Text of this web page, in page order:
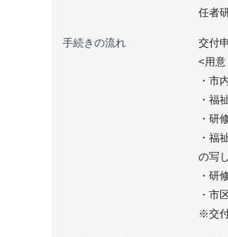
任者
手続きの流れ
交付
<用
・市
・福
・研
・福
の写し
・研
・市
※交